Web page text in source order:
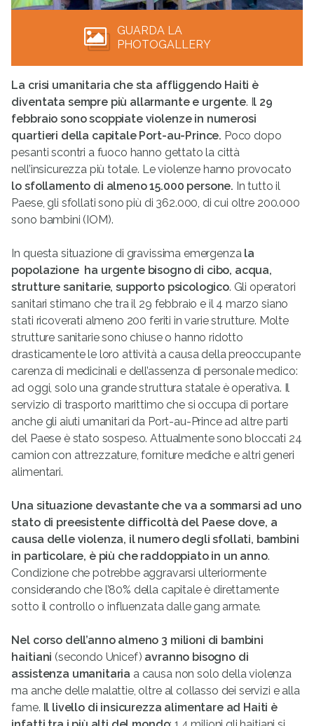
GUARDA LA
PHOTOGALLERY
La crisi umanitaria che sta affliggendo Haiti è
diventata sempre più allarmante e urgente. Il 29
febbraio sono scoppiate violenze in numerosi
quartieri della capitale Port-au-Prince. Poco dopo
pesanti scontri a fuoco hanno gettato la città
nell’insicurezza più totale. Le violenze hanno provocato
lo sfollamento di almeno 15.000 persone. In tutto il
Paese, gli sfollati sono più di 362.000, di cui oltre 200.000
sono bambini (IOM).
In questa situazione di gravissima emergenza la
popolazione ha urgente bisogno di cibo, acqua,
strutture sanitarie, supporto psicologico. Gli operatori
sanitari stimano che tra il 29 febbraio e il 4 marzo siano
stati ricoverati almeno 200 feriti in varie strutture. Molte
strutture sanitarie sono chiuse o hanno ridotto
drasticamente le loro attività a causa della preoccupante
carenza di medicinali e dell’assenza di personale medico:
ad oggi, solo una grande struttura statale è operativa. Il
servizio di trasporto marittimo che si occupa di portare
anche gli aiuti umanitari da Port-au-Prince ad altre parti
del Paese è stato sospeso. Attualmente sono bloccati 24
camion con attrezzature, forniture mediche e altri generi
alimentari.
Una situazione devastante che va a sommarsi ad uno
stato di preesistente difficoltà del Paese dove, a
causa delle violenza, il numero degli sfollati, bambini
in particolare, è più che raddoppiato in un anno.
Condizione che potrebbe aggravarsi ulteriormente
considerando che l’80% della capitale è direttamente
sotto il controllo o influenzata dalle gang armate.
Nel corso dell’anno almeno 3 milioni di bambini
haitiani (secondo Unicef) avranno bisogno di
assistenza umanitaria a causa non solo della violenza
ma anche delle malattie, oltre al collasso dei servizi e alla
fame. Il livello di insicurezza alimentare ad Haiti è